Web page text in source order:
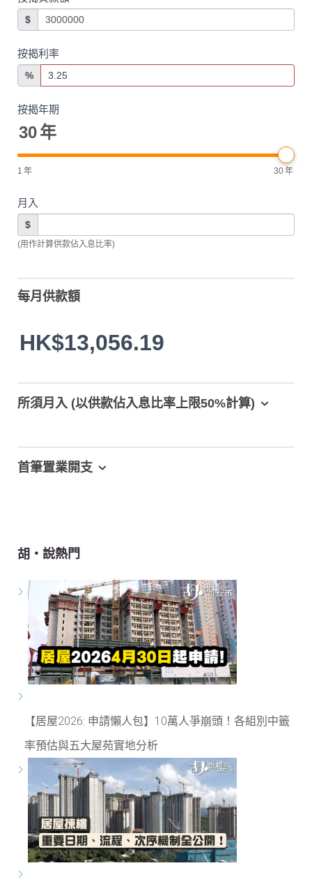
$
按揭利率
%
按揭年期
30年
1 年 30年
月入
$
(用作計算供款佔入息比率)
每月供款額
HK$13,056.19
所須月入 (以供款佔入息比率上限50%計算)
首筆置業開支
胡‧說熱門
【居屋2026: 申請懶人包】10萬人爭崩頭！各組別中籤
率預估與五大屋苑實地分析